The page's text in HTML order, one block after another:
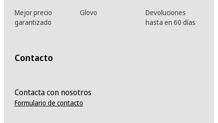
Mejor precio
garantizado
Glovo
Devoluciones
hasta en 60 días
Contacto
Contacta con nosotros
Formulario de contacto